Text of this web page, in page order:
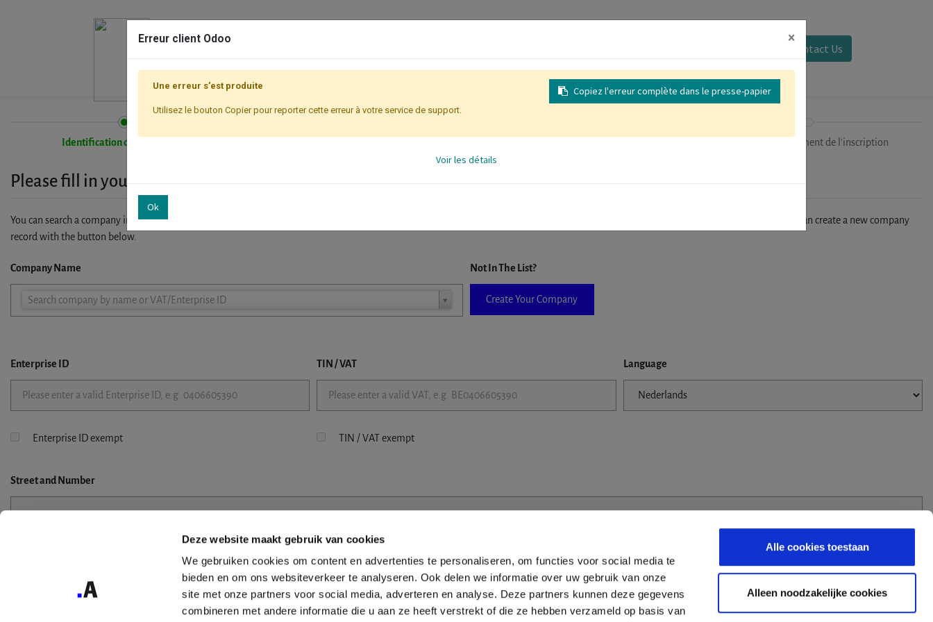
Deze website maakt gebruik van cookies
We gebruiken cookies om content en advertenties te personaliseren, om functies voor social media te
bieden en om ons websiteverkeer te analyseren. Ook delen we informatie over uw gebruik van onze
site met onze partners voor social media, adverteren en analyse. Deze partners kunnen deze gegevens
combineren met andere informatie die u aan ze heeft verstrekt of die ze hebben verzameld op basis van
Alle cookies toestaan
Alleen noodzakelijke cookies
Contact Us
Identification de l'entreprise Finalisation/Paiement de l'inscription
Please fill in your company details
You can search a company in our database by name, VAT or enterprise ID. When a company is selected it will auto-complete the form. If you don't find your company in our database, you can create a new company
record with the button below.
Company Name
Search company by name or VAT/Enterprise ID
Company
Not In The List?
Create Your Company
Enterprise ID TIN / VAT Language
Enterprise ID exempt TIN / VAT exempt
Streetand Number
Erreur client Odoo ×
Copiez l'erreur complète dans le presse-papier
Une erreur s'est produite
Utilisez le bouton Copier pour reporter cette erreur à votre service de support.
Voir les détails
Ok